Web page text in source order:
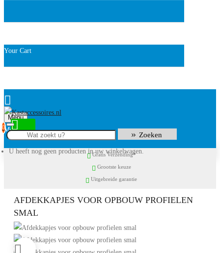
Your Cart
Menu
0
U heeft nog geen producten in uw winkelwagen.
Zoeken
Gratis Verzending*
Grootste keuze
Uitgebreide garantie
AFDEKKAPJES VOOR OPBOUW PROFIELEN
SMAL